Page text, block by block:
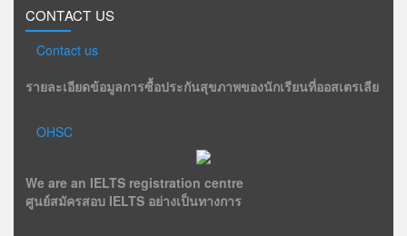
CONTACT US
Contact us
รายละเอียดข้อมูลการซื้อประกันสุขภาพของนักเรียนที่ออสเตรเลีย
OHSC
We are an IELTS registration centre
ศูนย์สมัครสอบ IELTS อย่างเป็นทางการ